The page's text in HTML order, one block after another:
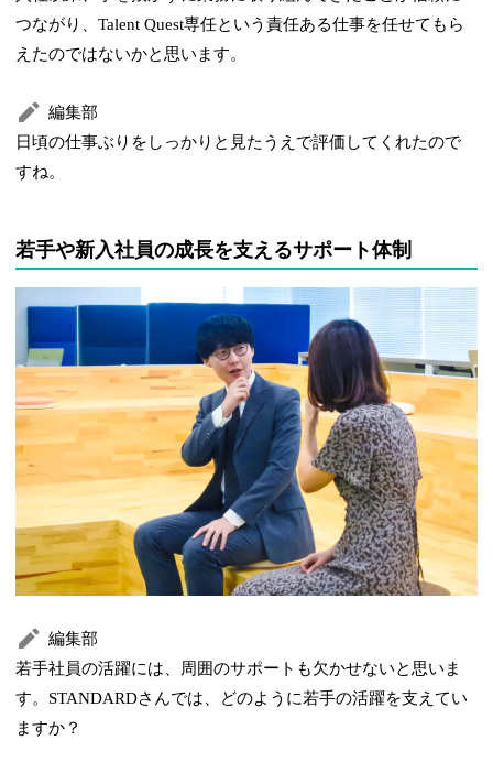
つながり、Talent Quest専任という責任ある仕事を任せてもら
えたのではないかと思います。
編集部
日頃の仕事ぶりをしっかりと見たうえで評価してくれたので
すね。
若手や新入社員の成長を支えるサポート体制
編集部
若手社員の活躍には、周囲のサポートも欠かせないと思いま
す。STANDARDさんでは、どのように若手の活躍を支えてい
ますか？